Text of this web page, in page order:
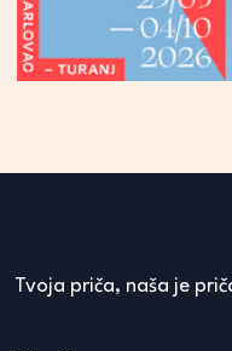
Tvoja priča, naša je